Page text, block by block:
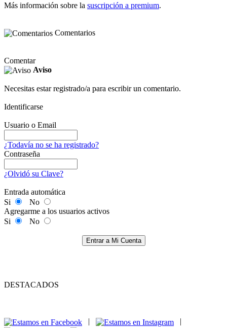
Más información sobre la suscripción a premium.
Comentarios
Comentar
Aviso
Necesitas estar registrado/a para escribir un comentario.
Identificarse
Usuario o Email
¿Todavía no se ha registrado?
Contraseña
¿Olvidó su Clave?
Entrada automática
Si
No
Agregarme a los usuarios activos
Si
No
Entrar a Mi Cuenta
DESTACADOS